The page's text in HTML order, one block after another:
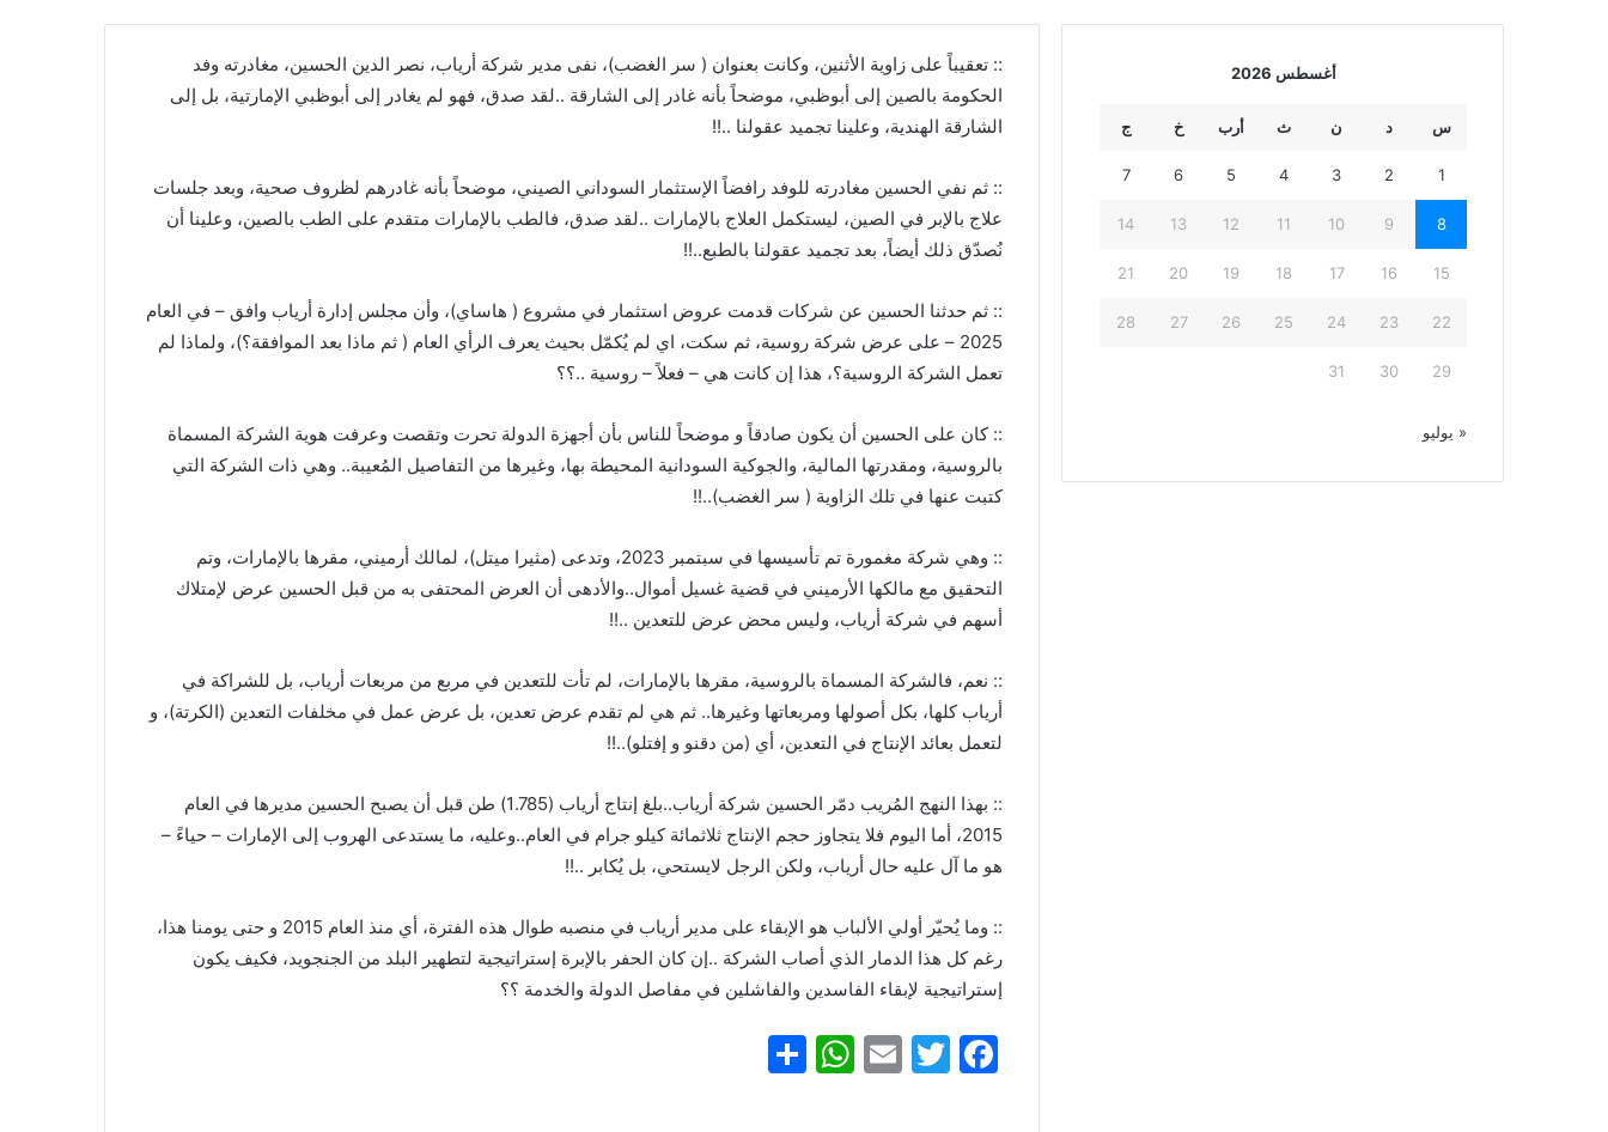
:: تعقيباً على زاوية الأثنين، وكانت بعنوان ( سر الغضب)، نفى مدير شركة أرياب، نصر الدين الحسين، مغادرته وفد
الحكومة بالصين إلى أبوظبي، موضحاً بأنه غادر إلى الشارقة ..لقد صدق، فهو لم يغادر إلى أبوظبي الإمارتية، بل إلى
الشارقة الهندية، وعلينا تجميد عقولنا ..!!
:: ثم نفي الحسين مغادرته للوفد رافضاً الإستثمار السوداني الصيني، موضحاً بأنه غادرهم لظروف صحية، وبعد جلسات
علاج بالإبر في الصين، ليستكمل العلاج بالإمارات ..لقد صدق، فالطب بالإمارات متقدم على الطب بالصين، وعلينا أن
نُصدّق ذلك أيضاً، بعد تجميد عقولنا بالطبع..!!
:: ثم حدثنا الحسين عن شركات قدمت عروض استثمار في مشروع ( هاساي)، وأن مجلس إدارة أرياب وافق – في العام
2025 – على عرض شركة روسية، ثم سكت، اي لم يُكمّل بحيث يعرف الرأي العام ( ثم ماذا بعد الموافقة؟)، ولماذا لم
تعمل الشركة الروسية؟، هذا إن كانت هي – فعلاً – روسية ..؟؟
:: كان على الحسين أن يكون صادقاً و موضحاً للناس بأن أجهزة الدولة تحرت وتقصت وعرفت هوية الشركة المسماة
بالروسية، ومقدرتها المالية، والجوكية السودانية المحيطة بها، وغيرها من التفاصيل المُعيبة.. وهي ذات الشركة التي
كتبت عنها في تلك الزاوية ( سر الغضب)..!!
:: وهي شركة مغمورة تم تأسيسها في سبتمبر 2023، وتدعى (مثيرا ميتل)، لمالك أرميني، مقرها بالإمارات، وتم
التحقيق مع مالكها الأرميني في قضية غسيل أموال..والأدهى أن العرض المحتفى به من قبل الحسين عرض لإمتلاك
أسهم في شركة أرياب، وليس محض عرض للتعدين ..!!
:: نعم، فالشركة المسماة بالروسية، مقرها بالإمارات، لم تأت للتعدين في مربع من مربعات أرياب، بل للشراكة في
أرياب كلها، بكل أصولها ومربعاتها وغيرها.. ثم هي لم تقدم عرض تعدين، بل عرض عمل في مخلفات التعدين (الكرتة)، و
لتعمل بعائد الإنتاج في التعدين، أي (من دقنو و إفتلو)..!!
:: بهذا النهج المُريب دمّر الحسين شركة أرياب..بلغ إنتاج أرياب (1.785) طن قبل أن يصبح الحسين مديرها في العام
2015، أما اليوم فلا يتجاوز حجم الإنتاج ثلاثمائة كيلو جرام في العام..وعليه، ما يستدعى الهروب إلى الإمارات – حياءً –
هو ما آل عليه حال أرياب، ولكن الرجل لايستحي، بل يُكابر ..!!
:: وما يُحيّر أولي الألباب هو الإبقاء على مدير أرياب في منصبه طوال هذه الفترة، أي منذ العام 2015 و حتى يومنا هذا،
رغم كل هذا الدمار الذي أصاب الشركة ..إن كان الحفر بالإبرة إستراتيجية لتطهير البلد من الجنجويد، فكيف يكون
إستراتيجية لإبقاء الفاسدين والفاشلين في مفاصل الدولة والخدمة ؟؟
F
T
E
W
أغسطس 2026
س د ن ث أرب خ ج
1
2
3
4
5
6
7
8
9
10
11
12
13
14
15
16
17
18
19
20
21
22
23
24
25
26
27
28
29
30
31
« يوليو